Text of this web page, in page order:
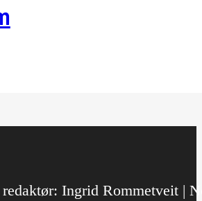
Ingrid Rommetveit |